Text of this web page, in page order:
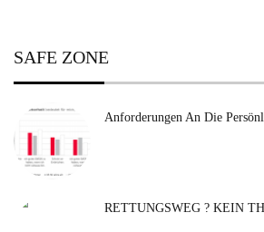
SAFE ZONE
Anforderungen An Die